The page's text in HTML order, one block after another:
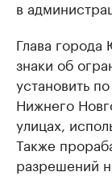
в
Глава
знаки об
установить
Нижнего
улицах,
Также
разрешений